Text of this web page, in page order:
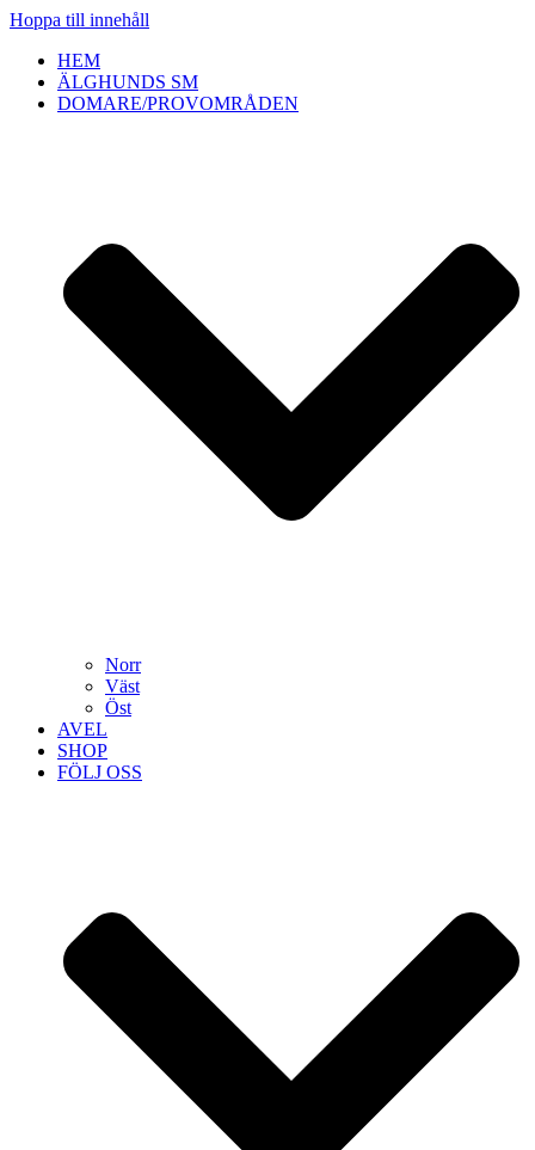
Hoppa till innehåll
HEM
ÄLGHUNDS SM
DOMARE/PROVOMRÅDEN
Norr
Väst
Öst
AVEL
SHOP
FÖLJ OSS